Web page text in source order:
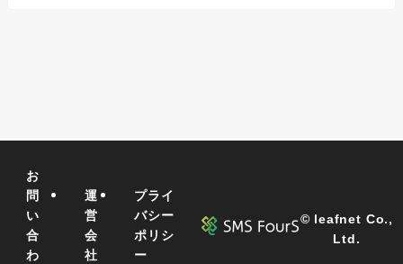
お
問
い
合
わ
運
営
会
社
プライ
バシー
ポリシ
ー
© leafnet Co.,
Ltd.